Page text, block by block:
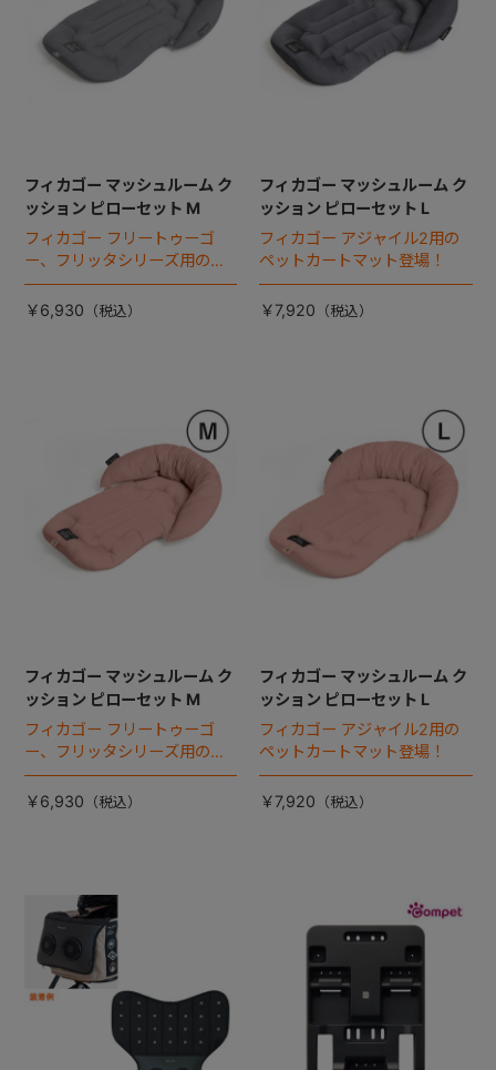
フィカゴー マッシュルーム ク
ッション ピローセット M
フィカゴー フリートゥーゴ
ー、フリッタシリーズ用のペ
ットカートマット登場！
￥6,930
フィカゴー マッシュルーム ク
ッション ピローセット L
フィカゴー アジャイル2用の
ペットカートマット登場！
￥7,920
フィカゴー マッシュルーム ク
ッション ピローセット M
フィカゴー フリートゥーゴ
ー、フリッタシリーズ用のペ
ットカートマット登場！
￥6,930
フィカゴー マッシュルーム ク
ッション ピローセット L
フィカゴー アジャイル2用の
ペットカートマット登場！
￥7,920